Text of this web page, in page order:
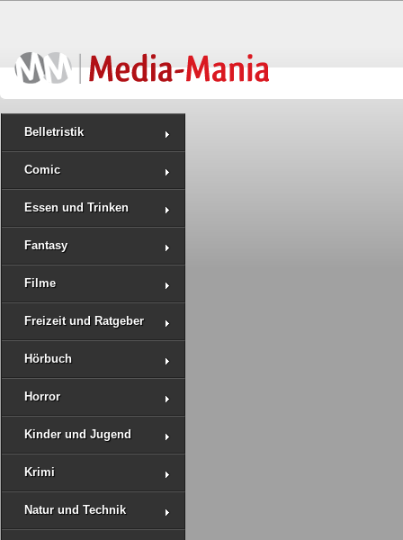
Belletristik
Comic
Essen und Trinken
Fantasy
Filme
Freizeit und Ratgeber
Hörbuch
Horror
Kinder und Jugend
Krimi
Natur und Technik